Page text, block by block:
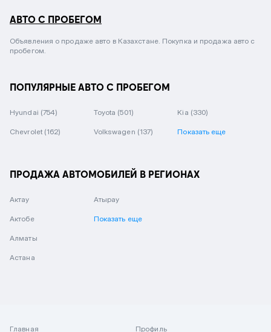
АВТО С ПРОБЕГОМ
Объявления о продаже авто в Казахстане. Покупка и продажа авто с
пробегом.
ПОПУЛЯРНЫЕ АВТО С ПРОБЕГОМ
Hyundai (754) Toyota (501) Kia (330)
Chevrolet (162) Volkswagen (137) Показать еще
ПРОДАЖА АВТОМОБИЛЕЙ В РЕГИОНАХ
Актау
Актобе
Алматы
Астана
Атырау
Показать еще
Главная
Профиль